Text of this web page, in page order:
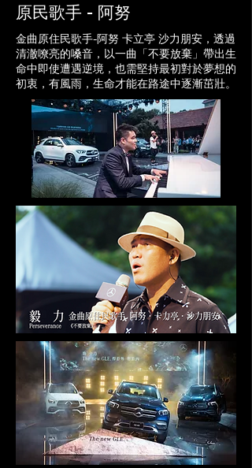
原民歌手 - 阿努
金曲原住民歌手-阿努 卡立亭 沙力朋安，透過
清澈嘹亮的嗓音，以一曲「不要放棄」帶出生
命中即使遭遇逆境，也需堅持最初對於夢想的
初衷，有風雨，生命才能在路途中逐漸茁壯。